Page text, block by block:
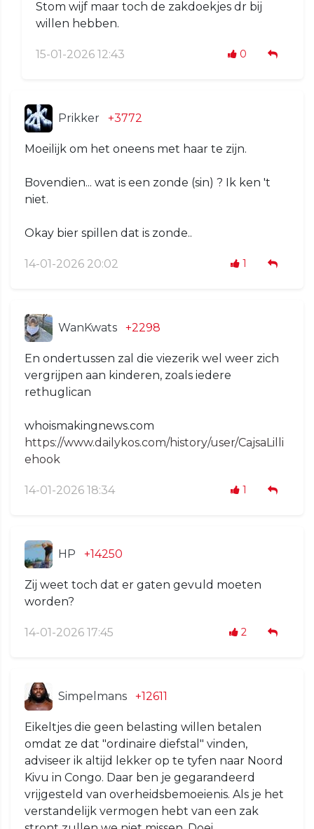
Stom wijf maar toch de zakdoekjes dr bij
willen hebben.
15-01-2026 12:43 0
Prikker +3772
Moeilijk om het oneens met haar te zijn.
Bovendien... wat is een zonde (sin) ? Ik ken 't
niet.
Okay bier spillen dat is zonde..
14-01-2026 20:02 1
WanKwats +2298
En ondertussen zal die viezerik wel weer zich
vergrijpen aan kinderen, zoals iedere
rethuglican
whoismakingnews.com
https://www.dailykos.com/history/user/CajsaLilli
ehook
14-01-2026 18:34 1
HP +14250
Zij weet toch dat er gaten gevuld moeten
worden?
14-01-2026 17:45 2
Simpelmans +12611
Eikeltjes die geen belasting willen betalen
omdat ze dat "ordinaire diefstal" vinden,
adviseer ik altijd lekker op te tyfen naar Noord
Kivu in Congo. Daar ben je gegarandeerd
vrijgesteld van overheidsbemoeienis. Als je het
verstandelijk vermogen hebt van een zak